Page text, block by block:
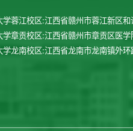
学蓉江校区:江西省赣州市蓉江新区
学章贡校区:江西省赣州市章贡区医学
学龙南校区:江西省龙南市龙南镇外环